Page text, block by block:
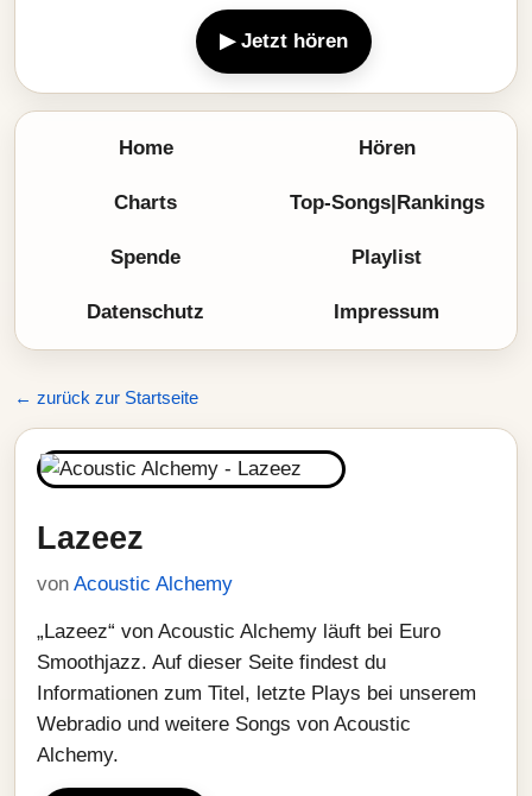
▶ Jetzt hören
Home Hören
Charts Top-Songs|Rankings
Spende Playlist
Datenschutz Impressum
← zurück zur Startseite
Lazeez
von Acoustic Alchemy
„Lazeez“ von Acoustic Alchemy läuft bei Euro
Smoothjazz. Auf dieser Seite findest du
Informationen zum Titel, letzte Plays bei unserem
Webradio und weitere Songs von Acoustic
Alchemy.